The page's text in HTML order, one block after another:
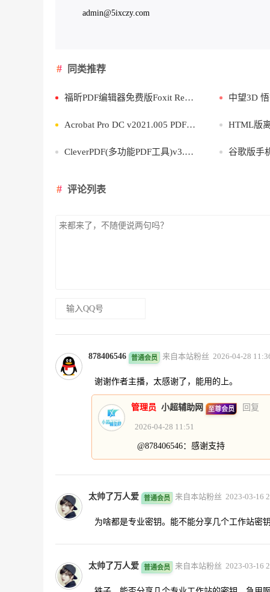
admin@5ixczy.com
同类推荐
福昕PDF编辑器免费版Foxit Reader 2026.1.2 中望3D 悟空
Acrobat Pro DC v2021.005 PDF编辑工具 HTML版
CleverPDF(多功能PDF工具)v3.0.0单文件版 谷歌版手机
评论列表
878406546 普通会员 来自本站粉丝 2026-04-28
谢谢作者主播，太感谢了，能用的上。
管理员 小超辅助网 至尊会员 回复
2026-04-28 11:51
@878406546：感谢支持
太帅了万人爱 普通会员 来自本站粉丝 2023-03-16
为啥都是专业密钥。能不能分享几个工作站密
太帅了万人爱 普通会员 来自本站粉丝 2023-03-16